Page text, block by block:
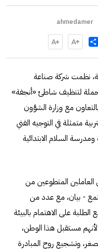
ahmedamer
Share
نظمت شركة صناعة
حملة لتنظيف شاطئ «أنجفة»
مع وزارة الشؤون
متمثلة في التوجيه الفني
السلام الابتدائية
المتطوعين من
- بيان، مع عدد من
على الاهتمام بالبيئة
مستقبل هذا الوطن،
وتشجيع روح المبادرة